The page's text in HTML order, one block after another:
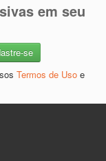
em seu
Termos de Uso e